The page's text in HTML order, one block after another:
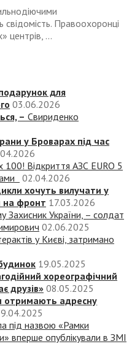
Правоохоронці
центрів, ...
для
03.06.2026
– Свириденко
у Броварах під час
100! Відкриття АЗС EURO 5
02.04.2026
хочуть вилучати у
на фронт 17.03.2026
Захисник України, – солдат
02.06.2025
у Києві, затримано
19.05.2025
хореографічний
друзів» 08.05.2025
отримають адресну
під назвою «‎Рамки
вперше опублікували в ЗМІ